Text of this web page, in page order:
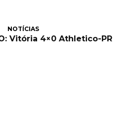
NOTÍCIAS
Vitória 4×0 Athletico-PR